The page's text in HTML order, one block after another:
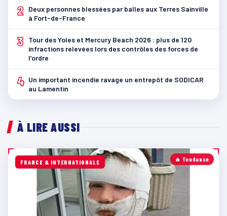
2
Deux personnes blessées par balles aux Terres Sainville
à Fort-de-France
3
Tour des Yoles et Mercury Beach 2026 : plus de 120
infractions relevées lors des contrôles des forces de
l’ordre
4 Un important incendie ravage un entrepôt de SODICAR
au Lamentin
À LIRE AUSSI
🔥 Tendance
FRANCE & INTERNATIONALE